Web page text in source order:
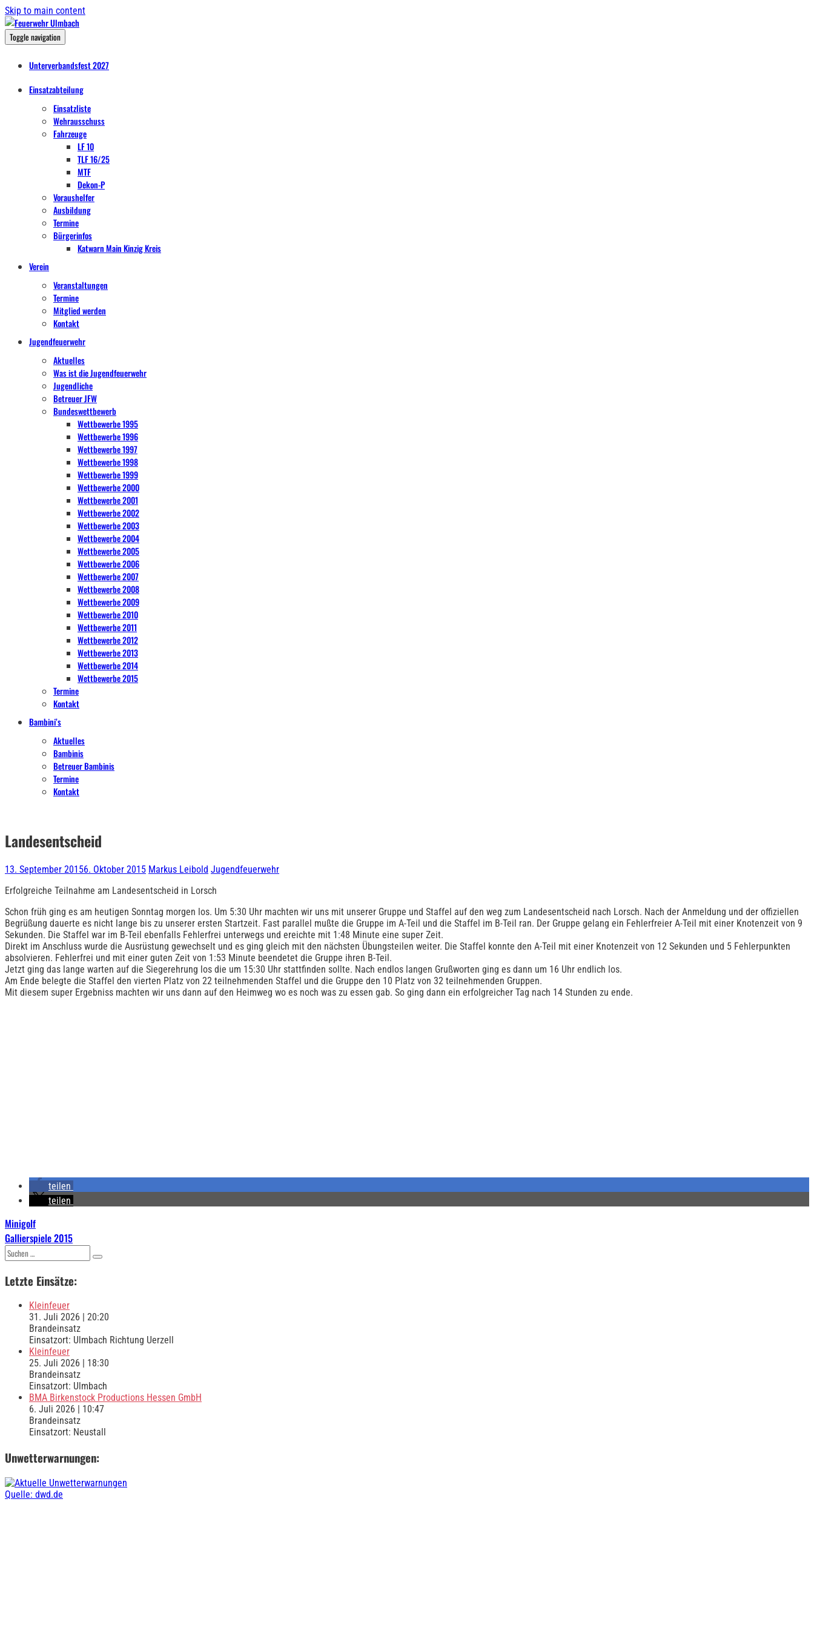
Skip to main content
Toggle navigation
Unterverbandsfest 2027
Einsatzabteilung
Einsatzliste
Wehrausschuss
Fahrzeuge
LF 10
TLF 16/25
MTF
Dekon-P
Voraushelfer
Ausbildung
Termine
Bürgerinfos
Katwarn Main Kinzig Kreis
Verein
Veranstaltungen
Termine
Mitglied werden
Kontakt
Jugendfeuerwehr
Aktuelles
Was ist die Jugendfeuerwehr
Jugendliche
Betreuer JFW
Bundeswettbewerb
Wettbewerbe 1995
Wettbewerbe 1996
Wettbewerbe 1997
Wettbewerbe 1998
Wettbewerbe 1999
Wettbewerbe 2000
Wettbewerbe 2001
Wettbewerbe 2002
Wettbewerbe 2003
Wettbewerbe 2004
Wettbewerbe 2005
Wettbewerbe 2006
Wettbewerbe 2007
Wettbewerbe 2008
Wettbewerbe 2009
Wettbewerbe 2010
Wettbewerbe 2011
Wettbewerbe 2012
Wettbewerbe 2013
Wettbewerbe 2014
Wettbewerbe 2015
Termine
Kontakt
Bambini’s
Aktuelles
Bambinis
Betreuer Bambinis
Termine
Kontakt
Landesentscheid
13. September 20156. Oktober 2015 Markus Leibold Jugendfeuerwehr
Erfolgreiche Teilnahme am Landesentscheid in Lorsch
Schon früh ging es am heutigen Sonntag morgen los. Um 5:30 Uhr machten wir uns mit unserer Gruppe und Staffel auf den weg zum Landesentscheid nach Lorsch. Nach der Anmeldung und der offiziellen
Begrüßung dauerte es nicht lange bis zu unserer ersten Startzeit. Fast parallel mußte die Gruppe im A-Teil und die Staffel im B-Teil ran. Der Gruppe gelang ein Fehlerfreier A-Teil mit einer Knotenzeit von 9
Sekunden. Die Staffel war im B-Teil ebenfalls Fehlerfrei unterwegs und ereichte mit 1:48 Minute eine super Zeit.
Direkt im Anschluss wurde die Ausrüstung gewechselt und es ging gleich mit den nächsten Übungsteilen weiter. Die Staffel konnte den A-Teil mit einer Knotenzeit von 12 Sekunden und 5 Fehlerpunkten
absolvieren. Fehlerfrei und mit einer guten Zeit von 1:53 Minute beendetet die Gruppe ihren B-Teil.
Jetzt ging das lange warten auf die Siegerehrung los die um 15:30 Uhr stattfinden sollte. Nach endlos langen Grußworten ging es dann um 16 Uhr endlich los.
Am Ende belegte die Staffel den vierten Platz von 22 teilnehmenden Staffel und die Gruppe den 10 Platz von 32 teilnehmenden Gruppen.
Mit diesem super Ergebniss machten wir uns dann auf den Heimweg wo es noch was zu essen gab. So ging dann ein erfolgreicher Tag nach 14 Stunden zu ende.
teilen
teilen
Beitragsnavigation
Minigolf
Gallierspiele 2015
Suchen
nach:
Letzte Einsätze:
Kleinfeuer
31. Juli 2026
20:20
Brandeinsatz
Einsatzort: Ulmbach Richtung Uerzell
Kleinfeuer
25. Juli 2026
18:30
Brandeinsatz
Einsatzort: Ulmbach
BMA Birkenstock Productions Hessen GmbH
6. Juli 2026
10:47
Brandeinsatz
Einsatzort: Neustall
Unwetterwarnungen:
Quelle: dwd.de